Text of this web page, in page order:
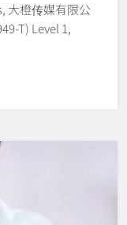
大橙传媒有限公
T) Level 1,